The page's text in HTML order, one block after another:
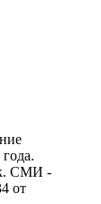
CМИ -
от